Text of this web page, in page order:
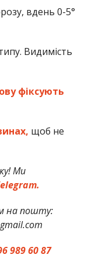
вдень 0-5°
Видимість
фіксують
щоб не
Ми
на пошту:
989 60 87